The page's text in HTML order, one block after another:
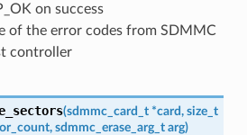
on success
of the error codes from SDMMC
controller
(sdmmc_card_t *card, size_t
, sdmmc_erase_arg_t arg)